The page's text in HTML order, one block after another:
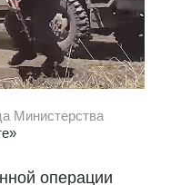
Министерства
операции